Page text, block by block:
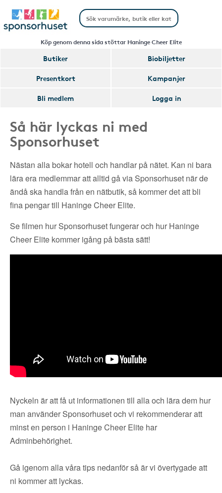
Köp genom denna sida stöttar Haninge Cheer Elite
Butiker
Biobiljetter
Presentkort
Kampanjer
Bli medlem
Logga in
Så här lyckas ni med
Sponsorhuset
Nästan alla bokar hotell och handlar på nätet. Kan ni bara
lära era medlemmar att alltid gå via Sponsorhuset när de
ändå ska handla från en nätbutik, så kommer det att bli
fina pengar till Haninge Cheer Elite.
Se filmen hur Sponsorhuset fungerar och hur Haninge
Cheer Elite kommer igång på bästa sätt!
Nyckeln är att få ut informationen till alla och lära dem hur
man använder Sponsorhuset och vi rekommenderar att
minst en person i Haninge Cheer Elite har
Adminbehörighet.
Gå igenom alla våra tips nedanför så är vi övertygade att
ni kommer att lyckas.